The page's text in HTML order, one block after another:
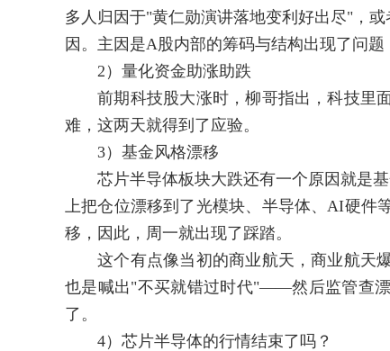
多人归因于"黄仁勋演讲落地变利好出尽"，
因。主因是A股内部的筹码与结构出现了问
2）量化资金助涨助跌
前期科技股大涨时，柳哥指出，科技里面
难，这两天就得到了应验。
3）基金风格漂移
芯片半导体板块大跌还有一个原因就是基
上把仓位漂移到了光模块、半导体、AI硬件
移，因此，周一就出现了踩踏。
这个有点像当初的商业航天，商业航天爆
也是喊出"不买就错过时代"——然后监管查
了。
4）芯片半导体的行情结束了吗？